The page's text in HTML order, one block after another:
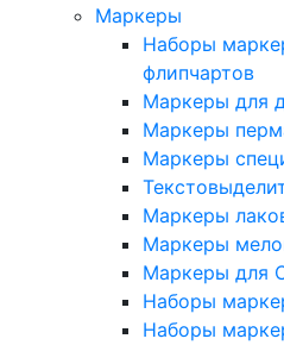
Маркеры
Наборы
флипчартов
Маркеры для
Маркеры
Маркеры
Маркеры
Маркеры
Маркеры для
Наборы
Наборы